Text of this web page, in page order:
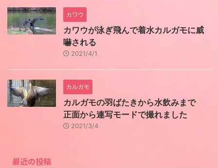
カワウ
カワウが泳ぎ飛んで着水カルガモに威
嚇される
2021/4/1
カルガモ
カルガモの羽ばたきから水飲みまで
正面から連写モードで撮れました
2021/3/4
最近の投稿